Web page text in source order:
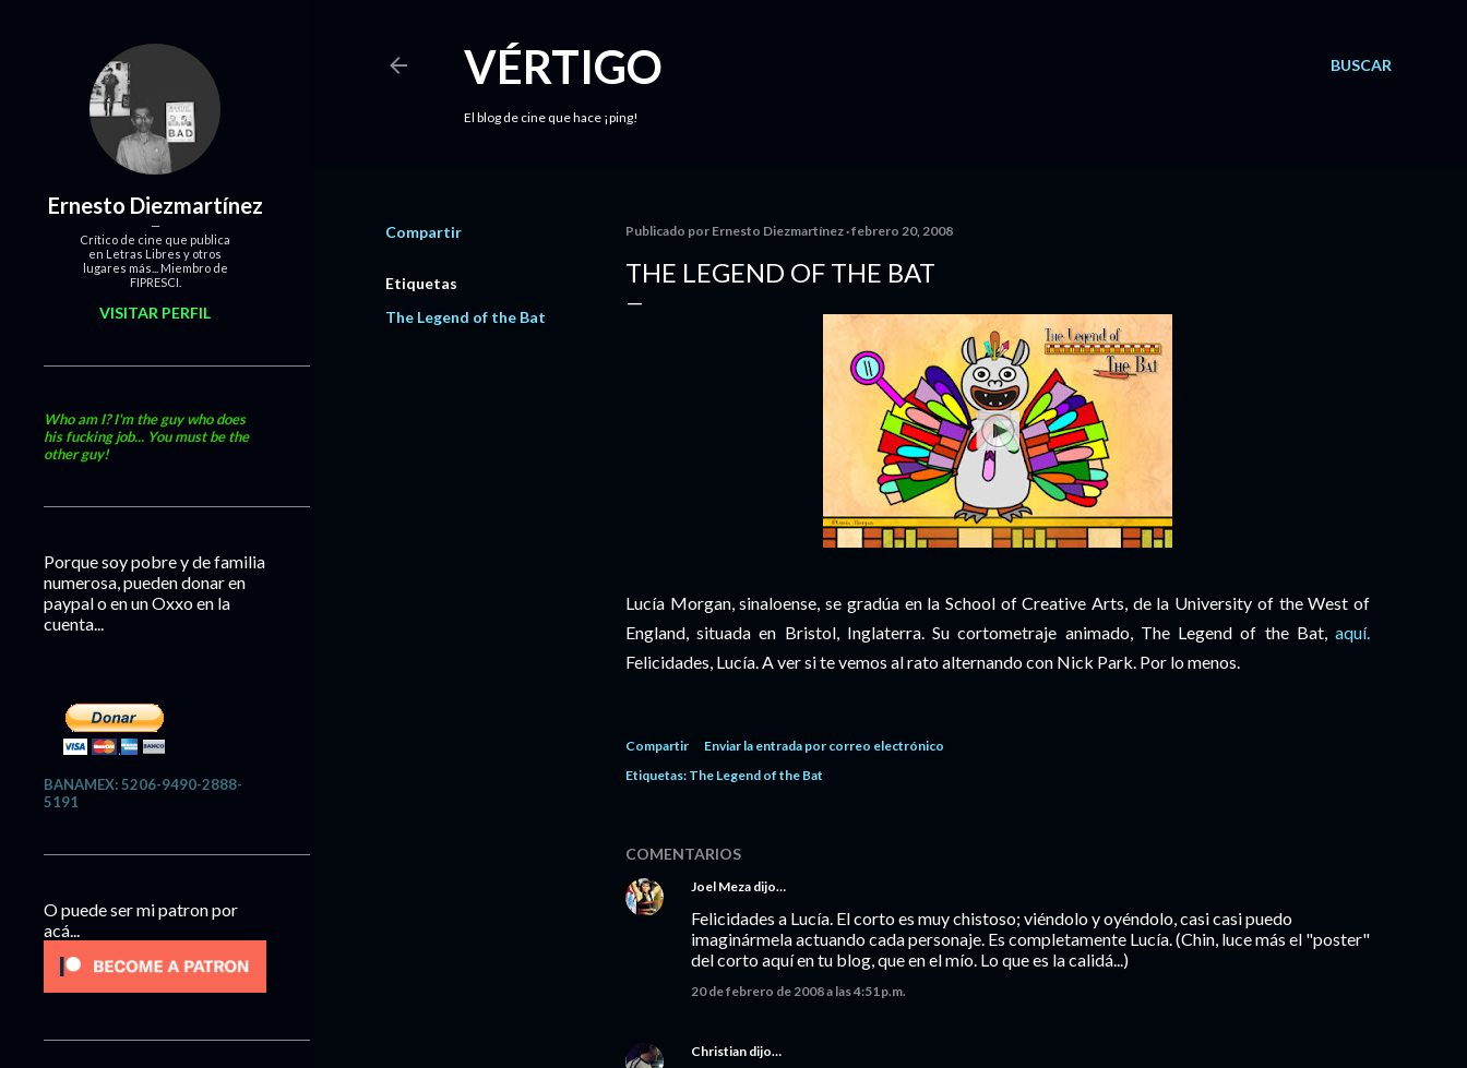
BUSCAR
VÉRTIGO
El blog de cine que hace ¡ping!
Compartir
Etiquetas
The Legend of the Bat
Publicado por Ernesto Diezmartínez febrero 20, 2008
THE LEGEND OF THE BAT
Lucía Morgan, sinaloense, se gradúa en la School of Creative Arts, de la University of the West of
England, situada en Bristol, Inglaterra. Su cortometraje animado, The Legend of the Bat, aquí.
Felicidades, Lucía. A ver si te vemos al rato alternando con Nick Park. Por lo menos.
Compartir
Enviar la entrada por correo electrónico
Etiquetas: The Legend of the Bat
COMENTARIOS
Joel Meza dijo…
Felicidades a Lucía. El corto es muy chistoso; viéndolo y oyéndolo, casi casi puedo
imaginármela actuando cada personaje. Es completamente Lucía. (Chin, luce más el "poster"
del corto aquí en tu blog, que en el mío. Lo que es la calidá...)
20 de febrero de 2008 a las 4:51 p.m.
Christian dijo…
Ernesto Diezmartínez
Crítico de cine que publica
en Letras Libres y otros
lugares más... Miembro de
FIPRESCI.
VISITAR PERFIL
Who am I? I'm the guy who does
his fucking job... You must be the
other guy!
Porque soy pobre y de familia
numerosa, pueden donar en
paypal o en un Oxxo en la
cuenta...
BANAMEX: 5206-9490-2888-
5191
O puede ser mi patron por
acá...